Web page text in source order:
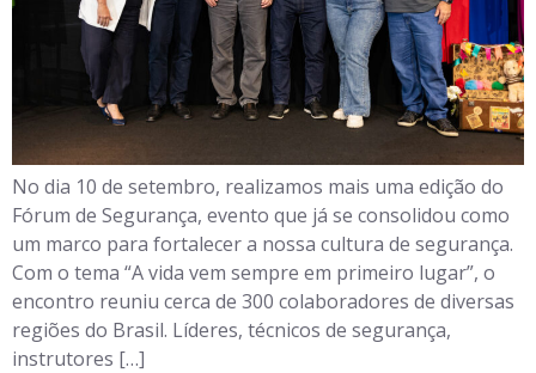
No dia 10 de setembro, realizamos mais uma edição do
Fórum de Segurança, evento que já se consolidou como
um marco para fortalecer a nossa cultura de segurança.
Com o tema “A vida vem sempre em primeiro lugar”, o
encontro reuniu cerca de 300 colaboradores de diversas
regiões do Brasil. Líderes, técnicos de segurança,
instrutores […]